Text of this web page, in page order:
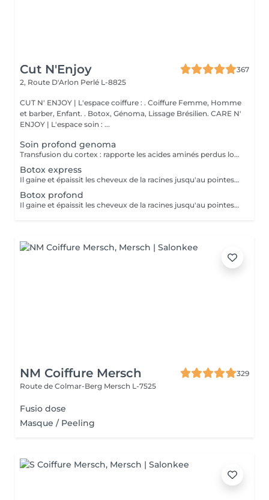
Cut N'Enjoy
367
2, Route D'Arlon Perlé L-8825
CUT N' ENJOY | L'espace coiffure : . Coiffure Femme, Homme
et barber, Enfant. . Botox, Génoma, Lissage Brésilien. CARE N'
ENJOY | L'espace soin : ...
Soin profond genoma
Transfusion du cortex : rapporte les acides aminés perdus lors des transformations chimiques. Les cheveux seront beaucoup plus forts et résistants. Il apporte également des protéines, comme la spiruline. Tenue: 2 à 3 mois avec la gamme d'entretien.
Botox express
Il gaine et épaissit les cheveux de la racines jusqu'au pointes. Apporte l'effet miroir, les cheveux sont plus brillants, plus souples, plus hydratés. Divise par 2 le temps du brushing. Ne lisse pas, d'enlève pas le volume. Tenue : 2 à 3 semaines avec la gamme d'entretien.
Botox profond
Il gaine et épaissit les cheveux de la racines jusqu'au pointes. Apporte l'effet miroir, les cheveux sont plus brillants, plus souples, plus hydratés. Divise par 2 le temps du brushing. Ne lisse pas, d'enlève pas le volume. Tenue : 3 à 5 mois avec la gamme d'entretien.
NM Coiffure Mersch
329
Route de Colmar-Berg Mersch L-7525
Fusio dose
Masque / Peeling